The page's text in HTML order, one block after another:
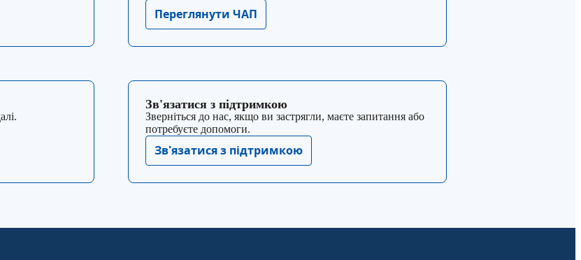
Переглянути ЧАП
Зв'язатися з підтримкою
Зверніться до нас, якщо ви застрягли, маєте запитання або
потребуєте допомоги.
Зв'язатися з підтримкою